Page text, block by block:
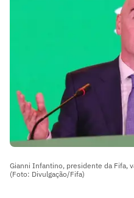
Gianni Infantino, presidente da Fifa,
(Foto: Divulgação/Fifa)